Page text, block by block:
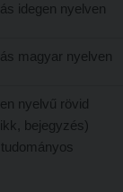
idegen nyelven
magyar nyelven
nyelvű rövid
bejegyzés)